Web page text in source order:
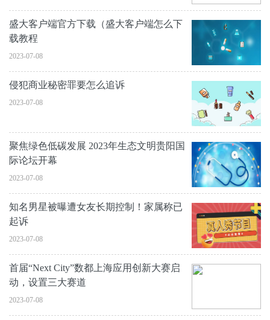
盛大客户端官方下载（盛大客户端怎么下
载教程
2023-07-08
侵犯商业秘密罪要怎么追诉
2023-07-08
聚焦绿色低碳发展 2023年生态文明贵阳国
际论坛开幕
2023-07-08
知名男星被曝遭女友长期控制！家属称已
起诉
2023-07-08
首届“Next City”数都上海应用创新大赛启
动，设置三大赛道
2023-07-08